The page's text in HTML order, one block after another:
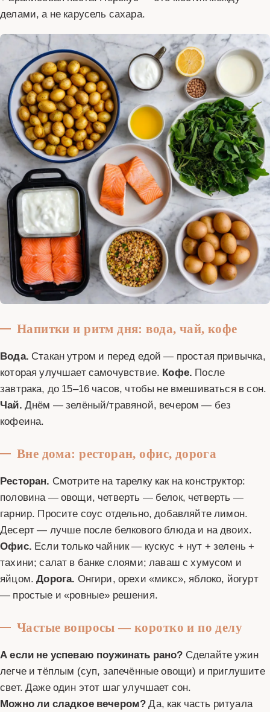
делами, а не карусель сахара.
Напитки и ритм дня: вода, чай, кофе
Вода. Стакан утром и перед едой — простая привычка,
которая улучшает самочувствие. Кофе. После
завтрака, до 15–16 часов, чтобы не вмешиваться в сон.
Чай. Днём — зелёный/травяной, вечером — без
кофеина.
Вне дома: ресторан, офис, дорога
Ресторан. Смотрите на тарелку как на конструктор:
половина — овощи, четверть — белок, четверть —
гарнир. Просите соус отдельно, добавляйте лимон.
Десерт — лучше после белкового блюда и на двоих.
Офис. Если только чайник — кускус + нут + зелень +
тахини; салат в банке слоями; лаваш с хумусом и
яйцом.Дорога. Онгири, орехи «микс», яблоко, йогурт
— простые и «ровные» решения.
Частые вопросы — коротко и по делу
А если не успеваю поужинать рано? Сделайте ужин
легче и тёплым (суп, запечённые овощи) и приглушите
свет. Даже один этот шаг улучшает сон.
Можно ли сладкое вечером?Да, как часть ритуала